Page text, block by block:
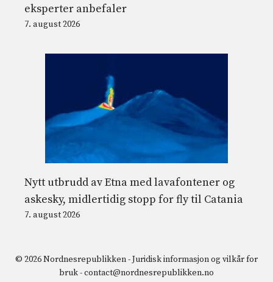
eksperter anbefaler
7. august 2026
Nytt utbrudd av Etna med lavafontener og
askesky, midlertidig stopp for fly til Catania
7. august 2026
© 2026 Nordnesrepublikken -Juridisk informasjon og vilkår for
bruk-contact@nordnesrepublikken.no